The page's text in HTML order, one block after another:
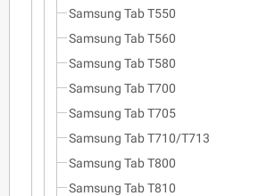
Samsung Tab T550
Samsung Tab T560
Samsung Tab T580
Samsung Tab T700
Samsung Tab T705
Samsung Tab T710/T713
Samsung Tab T800
Samsung Tab T810